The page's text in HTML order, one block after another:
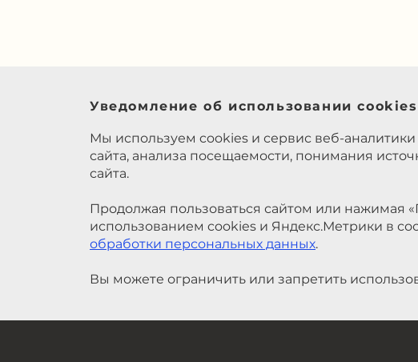
Уведомление об использовании
Мы используем cookies и сервис веб-
сайта, анализа посещаемости, понимания
сайта.
Продолжая пользоваться сайтом или нажимая
использованием cookies и Яндекс.Метрики в
обработки персональных данных.
Вы можете ограничить или запретить